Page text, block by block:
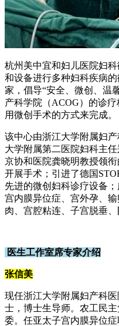
杭州美中宜和妇儿医院妇
和设备进行多种妇科疾病
家，倡导“安全、微创、温
产科学院（ACOG）的诊
用微创手术的方式来完成。
该中心由浙江大学附属妇
大学附属第二医院妇科主
京协和医院龚晓明教授领
开展手术；引进了德国
先进的微创妇科诊疗设备
宫内膜异位症、宫外孕、
肉、宫腔粘连、子宫脱垂
医生工作室席专家介绍
张信美
现任浙江大学附属妇产科
士，博士生导师。农工民
委。任亚太子宫内膜异位